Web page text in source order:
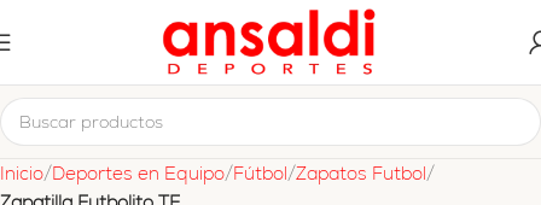
Inicio Deportes en Equipo Fútbol Zapatos Futbol